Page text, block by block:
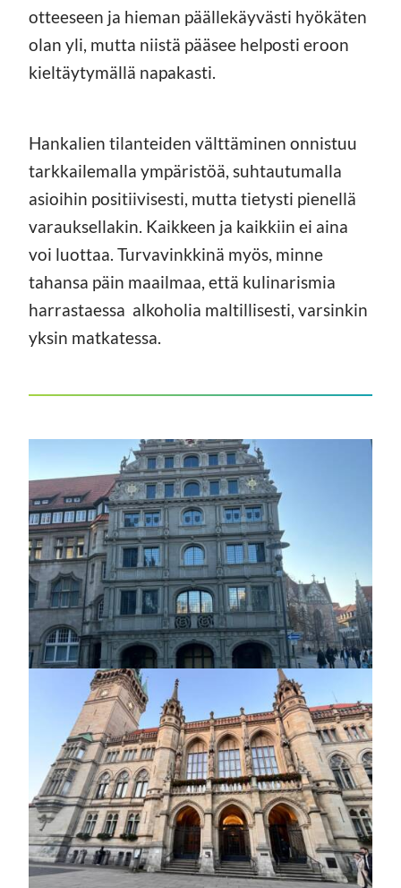
otteeseen ja hieman päällekäyvästi hyökäten
olan yli, mutta niistä pääsee helposti eroon
kieltäytymällä napakasti.
Hankalien tilanteiden välttäminen onnistuu
tarkkailemalla ympäristöä, suhtautumalla
asioihin positiivisesti, mutta tietysti pienellä
varauksellakin. Kaikkeen ja kaikkiin ei aina
voi luottaa. Turvavinkkinä myös, minne
tahansa päin maailmaa, että kulinarismia
harrastaessa alkoholia maltillisesti, varsinkin
yksin matkatessa.
https://jedu.fi/wp-
content/uploads/2026/02/wolfsburg_-1.jpg